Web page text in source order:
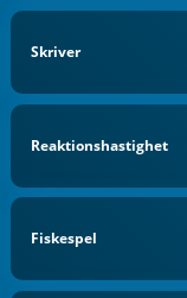
Skriver
Reaktionshastighet
Fiskespel